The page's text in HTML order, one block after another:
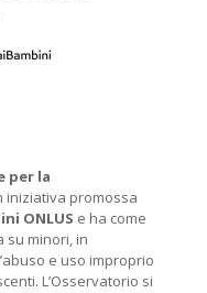
per la
iniziativa promossa
ONLUS e ha come
su minori, in
e uso improprio
L’Osservatorio si